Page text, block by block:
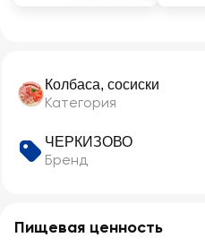
Колбаса, сосиски
Категория
ЧЕРКИЗОВО
Бренд
Пищевая ценность